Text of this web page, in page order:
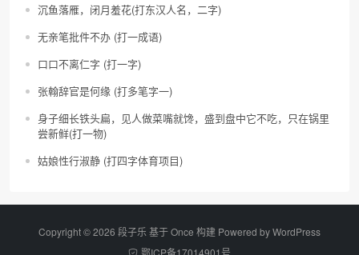
沉鱼落雁，闭月羞花(打东汉人名，二字)
无亲笔批件不办 (打一成语)
口口不离仁字 (打一字)
张翰辞官是何缘 (打多笔字一)
身子细长铁头扁，见人做菜嘴就馋，盛到盘中它不吃，只在锅里
尝新鲜(打一物)
姑娘性行淑静 (打四字体育项目)
Copyright © 2026 段子乐 基于 Once 构建 Powered byWordPress
鄂ICP备17014901号